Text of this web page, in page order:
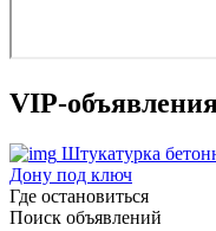
VIP-
Штукатурка
Дону под ключ
Где остановиться
Поиск объявлений